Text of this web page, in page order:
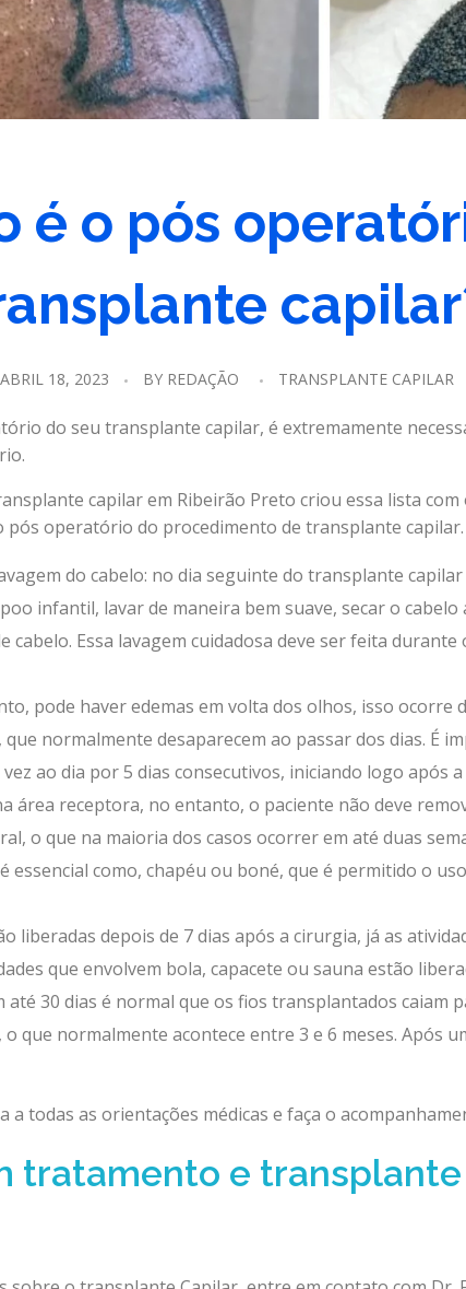
é o pós
ABRIL 18, 2023 BY REDAÇÃO TRANSPLANTE CAPILAR
do seu transplante capilar, é extremamente
capilar em Ribeirão Preto criou essa lista
pós operatório do procedimento de transplante capilar.
do cabelo: no dia seguinte do transplante
infantil, lavar de maneira bem suave, secar o
Essa lavagem cuidadosa deve ser feita
pode haver edemas em volta dos olhos, isso ocorre
normalmente desaparecem ao passar dos dias. É
ao dia por 5 dias consecutivos, iniciando logo após
área receptora, no entanto, o paciente não deve
o que na maioria dos casos ocorrer em até duas
essencial como, chapéu ou boné, que é permitido o
liberadas depois de 7 dias após a cirurgia, já as
que envolvem bola, capacete ou sauna estão
até 30 dias é normal que os fios transplantados caiam
que normalmente acontece entre 3 e 6 meses. Após
a todas as orientações médicas e faça o
tratamento e